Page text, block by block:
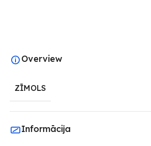
Overview
ZĪMOLS
Informācija